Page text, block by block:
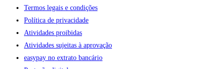
Termos legais e condições
Política de privacidade
Atividades proibidas
Atividades sujeitas à aprovação
easypay no extrato bancário